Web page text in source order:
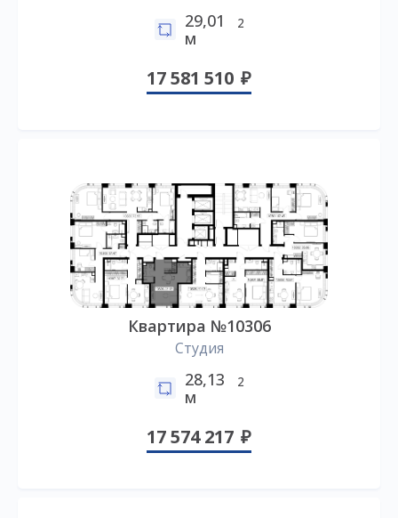
29,01
м
2
17 581 510
Квартира №10306
Студия
28,13
м
2
17 574 217